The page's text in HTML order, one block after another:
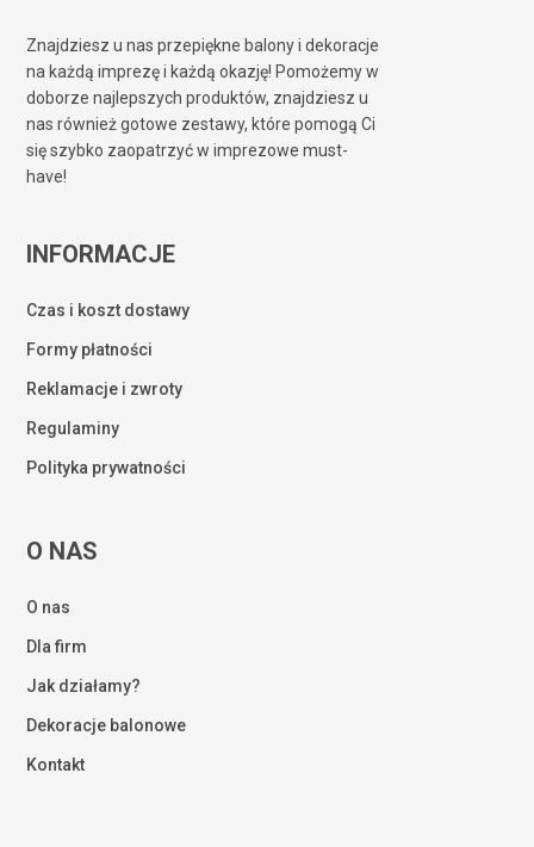
Znajdziesz u nas przepiękne balony i dekoracje
na każdą imprezę i każdą okazję! Pomożemy w
doborze najlepszych produktów, znajdziesz u
nas również gotowe zestawy, które pomogą Ci
się szybko zaopatrzyć w imprezowe must-
have!
INFORMACJE
Czas i koszt dostawy
Formy płatności
Reklamacje i zwroty
Regulaminy
Polityka prywatności
O NAS
O nas
Dla firm
Jak działamy?
Dekoracje balonowe
Kontakt